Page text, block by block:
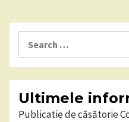
Ultimele
Publicatie de căsătorie